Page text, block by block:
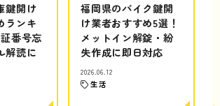
鍵開け
ランキ
番号忘
解読に
福岡県のバイク鍵開
け業者おすすめ5選！
メットイン解錠・紛
失作成に即日対応
2026.06.12
生活